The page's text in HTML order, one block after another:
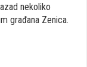
nekoliko
građana Zenica.